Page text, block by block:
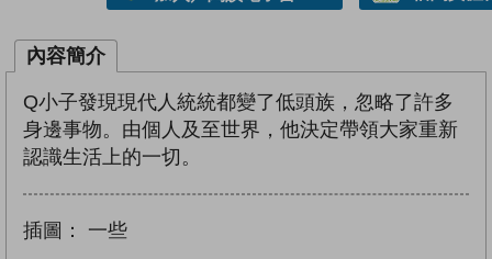
內容簡介
Q小子發現現代人統統都變了低頭族，忽略了許多
身邊事物。由個人及至世界，他決定帶領大家重新
認識生活上的一切。
插圖： 一些